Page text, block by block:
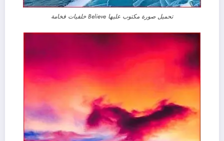
تحميل صورة مكتوب عليها Believe خلفيات فخامة